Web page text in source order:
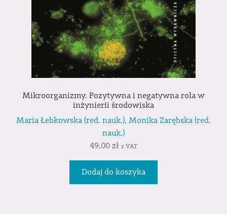
Mikroorganizmy. Pozytywna i negatywna rola w
inżynierii środowiska
Maria Łebkowska (red. nauk.), Monika Zarębska (red.
nauk.)
49,00 zł z VAT
Dodaj do koszyka